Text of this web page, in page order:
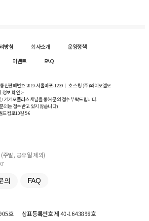
방침 회사소개
운영정책
이벤트 FAQ
신판매번호 2019-서울마포-1239 ㅣ 호스팅 (주)와이오엘오
정보 확인 >
카카오플러스 채널을 통해 문의 접수 부탁드립니다.
의는 접수받고 있지 않습니다)
드컵로10길5-6
주말, 공휴일 제외)
의 FAQ
호 상표등록번호제 40-1643898호